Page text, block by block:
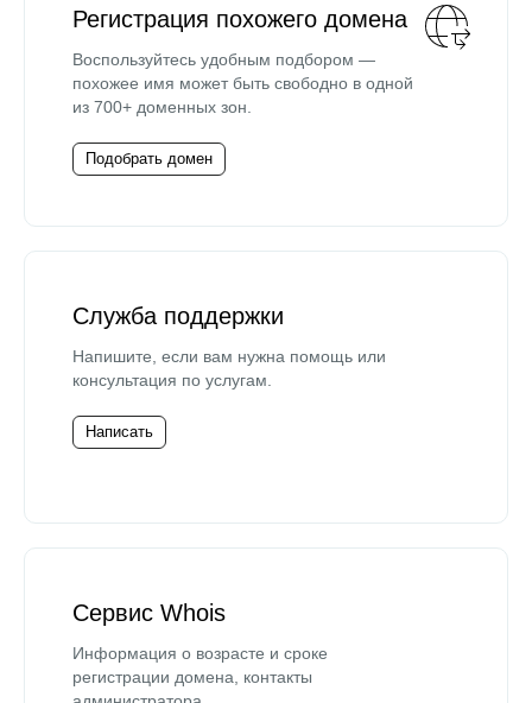
Регистрация похожего домена
Воспользуйтесь удобным подбором —
похожее имя может быть свободно в одной
из 700+ доменных зон.
Подобрать домен
Служба поддержки
Напишите, если вам нужна помощь или
консультация по услугам.
Написать
Сервис Whois
Информация о возрасте и сроке
регистрации домена, контакты